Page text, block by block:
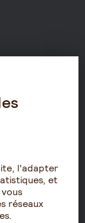
l'adapter
et
réseaux